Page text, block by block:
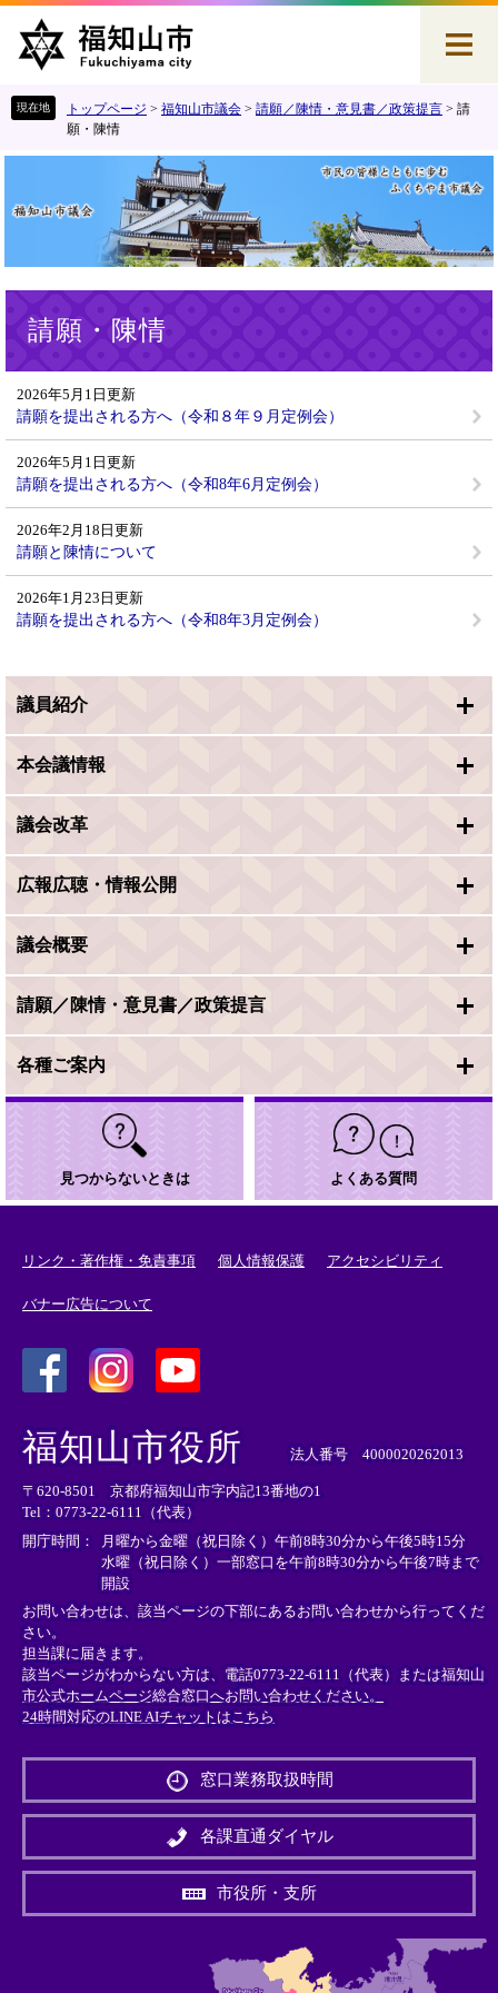
で
ば
本
へ
トップページ > 福知山市議会 > 請願／陳情・意見書／政策提言 > 請
願・陳情
請願・陳情
2026年5月1日更新
請願を提出される方へ（令和８年９月定例会）
2026年5月1日更新
請願を提出される方へ（令和8年6月定例会）
2026年2月18日更新
請願と陳情について
2026年1月23日更新
請願を提出される方へ（令和8年3月定例会）
議員紹介
本会議情報
議会改革
広報広聴・情報公開
議会概要
請願／陳情・意見書／政策提言
各種ご案内
見つからないときは よくある質問
リンク・著作権・免責事項 個人情報保護 アクセシビリティ
バナー広告について
外
部
リ
ン
ク
＞
外
リ
ン
ク
＞
外
部
ン
ク
＞
福知山市役所 法人番号 4000020262013
〒620-8501 京都府福知山市字内記13番地の1
Tel：0773-22-6111（代表）
開庁時間：
月曜から金曜（祝日除く）午前8時30分から午後5時15分
水曜（祝日除く）一部窓口を午前8時30分から午後7時まで
開設
お問い合わせは、該当ページの下部にあるお問い合わせから行ってくだ
さい。
担当課に届きます。
該当ページがわからない方は、電話0773-22-6111（代表）または福知山
市公式ホームページ総合窓口へお問い合わせください。
24時間対応のLINE AIチャットはこちら
外
リ
ン
＞
窓口業務取扱時間
各課直通ダイヤル
市役所・支所